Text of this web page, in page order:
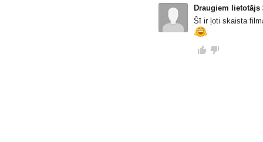
Draugiem lietotājs
Šī ir ļoti skaista